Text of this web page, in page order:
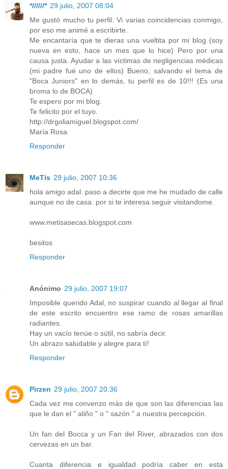
*//////* 29 julio, 2007 08:04
Me gustó mucho tu perfil. Vi varias coincidencias conmigo,
por eso me animé a escribirte.
Me encantaría que te dieras una vueltita por mi blog (soy
nueva en esto, hace un mes que lo hice) Pero por una
causa justa. Ayudar a las víctimas de negligencias médicas
(mi padre fué uno de ellos) Bueno, salvando el tema de
"Boca Juniors" en lo demás, tu perfil es de 10!!! (Es una
broma lo de BOCA)
Te espero por mi blog.
Te felicito por el tuyo.
http://drgoliamiguel.blogspot.com/
María Rosa
Responder
MeTis 29 julio, 2007 10:36
hola amigo adal. paso a decirte que me he mudado de calle
aunque no de casa. por si te interesa seguir visitandome.
www.metisasecas.blogspot.com
besitos
Responder
Anónimo 29 julio, 2007 19:07
Imposible querido Adal, no suspirar cuando al llegar al final
de este escrito encuentro ese ramo de rosas amarillas
radiantes.
Hay un vacío tenúe o sútil, no sabría decir.
Un abrazo saludable y alegre para tí!
Responder
Pirzen 29 julio, 2007 20:36
Cada vez me convenzo màs de que son las diferencias las
que le dan el " aliño " o " sazón " a nuestra percepción.
Un fan del Bocca y un Fan del River, abrazados con dos
cervezas en un bar.
Cuanta diferencia e igualdad podrìa caber en esta